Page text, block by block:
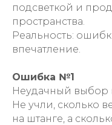
подсветкой и
пространства.
Реальность:
впечатление.
Ошибка №1
Неудачный выбор
Не учли, сколько
на штанге, а